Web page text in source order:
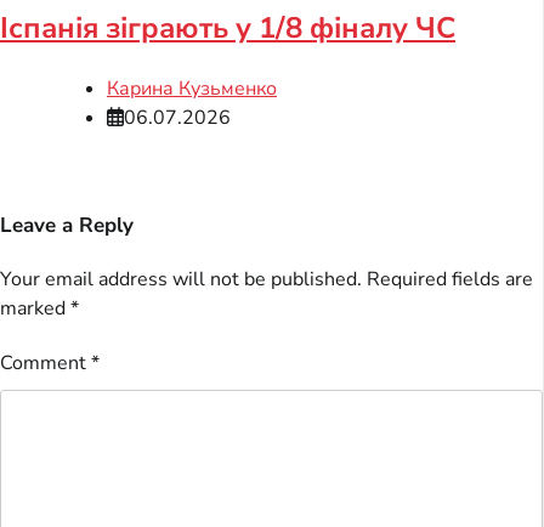
Іспанія зіграють у 1/8 фіналу ЧС
Карина Кузьменко
06.07.2026
Leave a Reply
Your email address will not be published. Required fields are
marked*
Comment*